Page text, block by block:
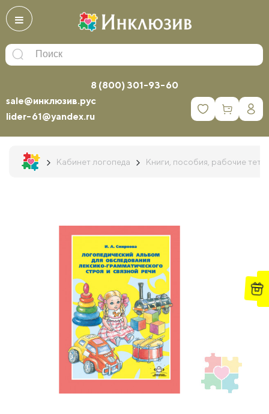
8 (800) 301-93-60
sale@инклюзив.рус
lider-61@yandex.ru
0
Кабинет логопеда Книги, пособия, рабочие